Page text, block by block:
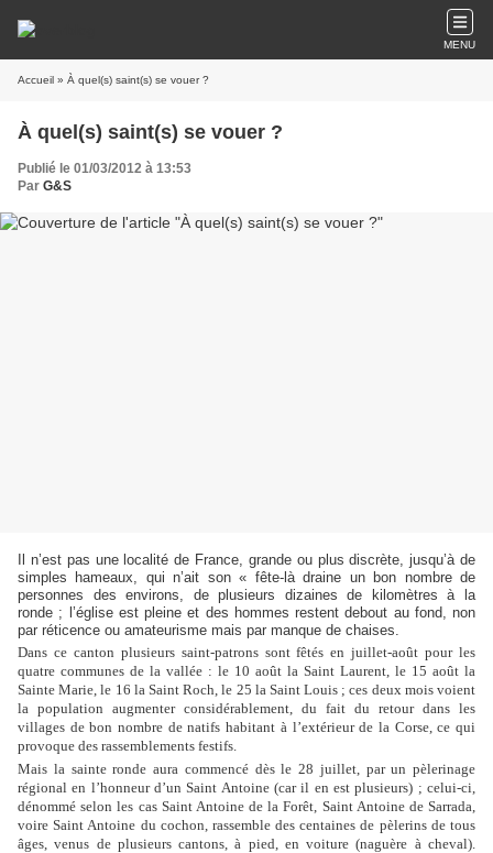
MENU
Accueil » À quel(s) saint(s) se vouer ?
À quel(s) saint(s) se vouer ?
Publié le 01/03/2012 à 13:53
Par G&S
Il n’est pas une localité de France, grande ou plus discrète, jusqu’à de
simples hameaux, qui n’ait son « fête-là draine un bon nombre de
personnes des environs, de plusieurs dizaines de kilomètres à la
ronde ; l’église est pleine et des hommes restent debout au fond, non
par réticence ou amateurisme mais par manque de chaises.
Dans ce canton plusieurs saint-patrons sont fêtés en juillet-août pour les
quatre communes de la vallée : le 10 août la Saint Laurent, le 15 août la
Sainte Marie, le 16 la Saint Roch, le 25 la Saint Louis ; ces deux mois voient
la population augmenter considérablement, du fait du retour dans les
villages de bon nombre de natifs habitant à l’extérieur de la Corse, ce qui
provoque des rassemblements festifs.
Mais la sainte ronde aura commencé dès le 28 juillet, par un pèlerinage
régional en l’honneur d’un Saint Antoine (car il en est plusieurs) ; celui-ci,
dénommé selon les cas Saint Antoine de la Forêt, Saint Antoine de Sarrada,
voire Saint Antoine du cochon, rassemble des centaines de pèlerins de tous
âges, venus de plusieurs cantons, à pied, en voiture (naguère à cheval).